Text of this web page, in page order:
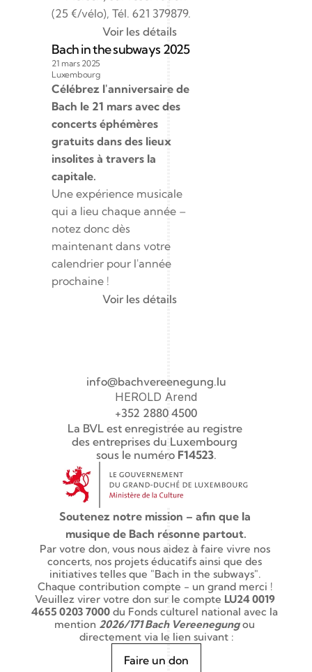
(25 €/vélo), Tél. 621 379879.
Voir les détails
Bach in the subways 2025
21 mars 2025
Luxembourg
Célébrez l'anniversaire de
Bach le 21 mars avec des
concerts éphémères
gratuits dans des lieux
insolites à travers la
capitale.
Une expérience musicale
qui a lieu chaque année –
notez donc dès
maintenant dans votre
calendrier pour l'année
prochaine !
Voir les détails
info@bachvereenegung.lu
HEROLD Arend
+352 2880 4500
La BVL est enregistrée au registre
des entreprises du Luxembourg
sous le numéro F14523.
Soutenez notre mission – afin que la
musique de Bach résonne partout.
Par votre don, vous nous aidez à faire vivre nos
concerts, nos projets éducatifs ainsi que des
initiatives telles que "Bach in the subways".
Chaque contribution compte - un grand merci !
Veuillez virer votre don sur le compte LU24 0019
4655 0203 7000 du Fonds culturel national avec la
mention 2026/171 Bach Vereenegung ou
directement via le lien suivant :
Faire un don